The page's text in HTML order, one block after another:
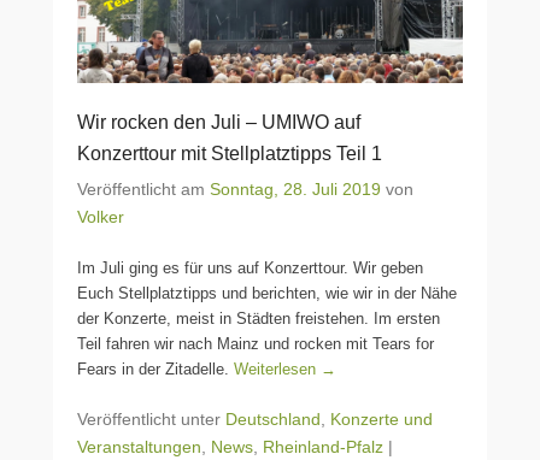
Wir rocken den Juli – UMIWO auf
Konzerttour mit Stellplatztipps Teil 1
Veröffentlicht am Sonntag, 28. Juli 2019 von
Volker
Im Juli ging es für uns auf Konzerttour. Wir geben
Euch Stellplatztipps und berichten, wie wir in der Nähe
der Konzerte, meist in Städten freistehen. Im ersten
Teil fahren wir nach Mainz und rocken mit Tears for
Fears in der Zitadelle. Weiterlesen →
Veröffentlicht unter Deutschland
Konzerte und
Veranstaltungen
News Rheinland-Pfalz |